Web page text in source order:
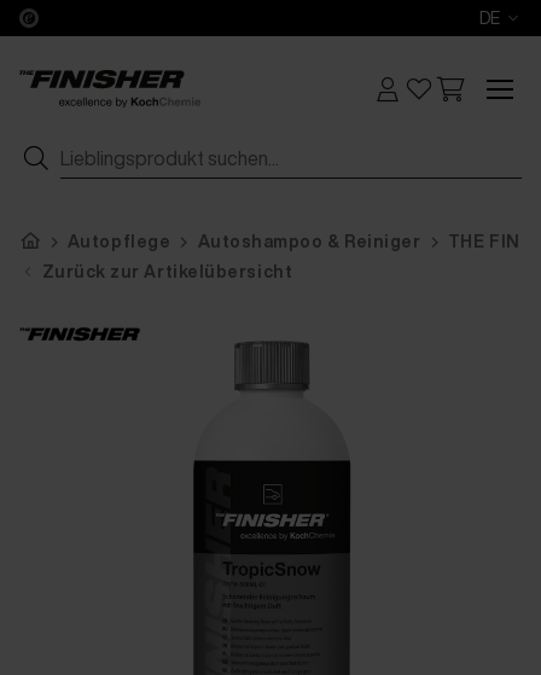
DE
Autopflege Autoshampoo & Reiniger
THE
Zurück zur Artikelübersicht